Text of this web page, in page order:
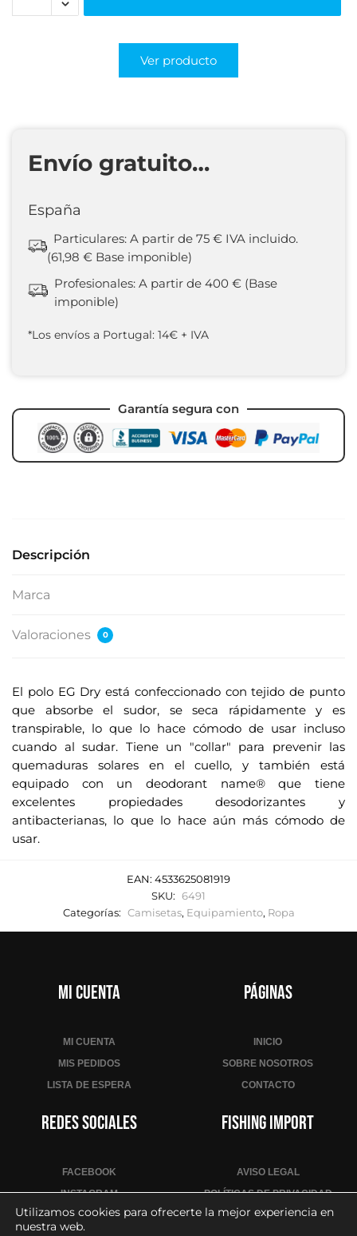
Ver producto
Envío gratuito…
España
Particulares: A partir de 75 € IVA incluido.
(61,98 € Base imponible)
Profesionales: A partir de 400 € (Base
imponible)
*Los envíos a Portugal: 14€ + IVA
Garantía segura con
Descripción
Marca
Valoraciones 0
El polo EG Dry está confeccionado con tejido de punto
que absorbe el sudor, se seca rápidamente y es
transpirable, lo que lo hace cómodo de usar incluso
cuando al sudar. Tiene un "collar" para prevenir las
quemaduras solares en el cuello, y también está
equipado con un deodorant name® que tiene
excelentes propiedades desodorizantes y
antibacterianas, lo que lo hace aún más cómodo de
usar.
EAN: 4533625081919
SKU: 6491
Categorías: Camisetas, Equipamiento, Ropa
Mi cuenta
MI CUENTA
MIS PEDIDOS
LISTA DE ESPERA
Páginas
INICIO
SOBRE NOSOTROS
CONTACTO
Redes sociales
FACEBOOK
INSTAGRAM
YOUTUBE
Fishing Import
AVISO LEGAL
POLÍTICAS DE PRIVACIDAD
POLÍTICA DE COOKIES
Utilizamos cookies para ofrecerte la mejor experiencia en
nuestra web.